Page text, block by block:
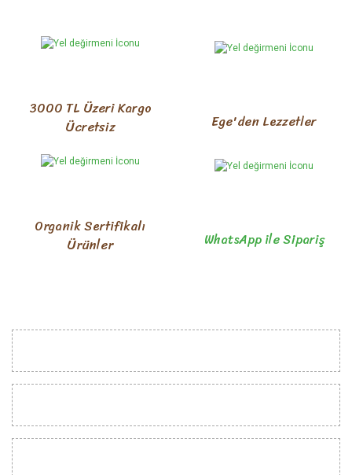
3000 TL Üzeri Kargo
Ücretsiz
Ege'den Lezzetler
Organik Sertifikalı
Ürünler
WhatsApp ile Sipariş